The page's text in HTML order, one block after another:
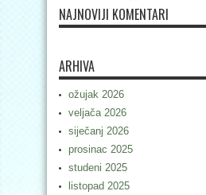
NAJNOVIJI KOMENTARI
ARHIVA
ožujak 2026
veljača 2026
siječanj 2026
prosinac 2025
studeni 2025
listopad 2025